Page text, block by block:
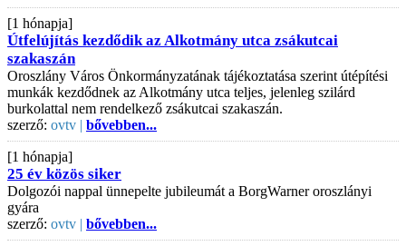
[1 hónapja]
Útfelújítás kezdődik az Alkotmány utca zsákutcai
szakaszán
Oroszlány Város Önkormányzatának tájékoztatása szerint útépítési
munkák kezdődnek az Alkotmány utca teljes, jelenleg szilárd
burkolattal nem rendelkező zsákutcai szakaszán.
szerző: ovtv | bővebben...
[1 hónapja]
25 év közös siker
Dolgozói nappal ünnepelte jubileumát a BorgWarner oroszlányi
gyára
szerző: ovtv | bővebben...